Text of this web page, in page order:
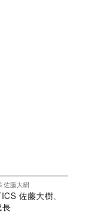
佐藤大樹
佐藤大樹、
長